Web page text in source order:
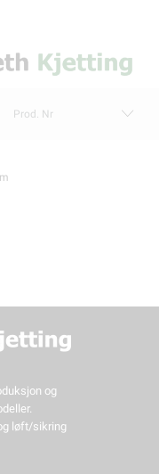
Prod. Nr
og
løft/sikring